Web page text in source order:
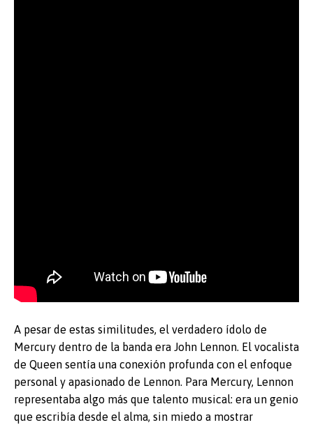
A pesar de estas similitudes, el verdadero ídolo de
Mercury dentro de la banda era John Lennon. El vocalista
de Queen sentía una conexión profunda con el enfoque
personal y apasionado de Lennon. Para Mercury, Lennon
representaba algo más que talento musical: era un genio
que escribía desde el alma, sin miedo a mostrar